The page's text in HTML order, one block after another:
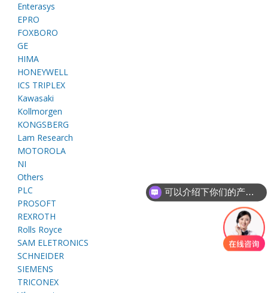
Enterasys
EPRO
FOXBORO
GE
HIMA
HONEYWELL
ICS TRIPLEX
Kawasaki
Kollmorgen
KONGSBERG
Lam Research
MOTOROLA
NI
Others
PLC
PROSOFT
REXROTH
Rolls Royce
SAM ELETRONICS
SCHNEIDER
SIEMENS
TRICONEX
可以介绍下你们的产品么